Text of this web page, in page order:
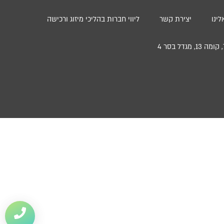
יצירת קשר ליווי חברות בהליכי מיזוג ורכישה